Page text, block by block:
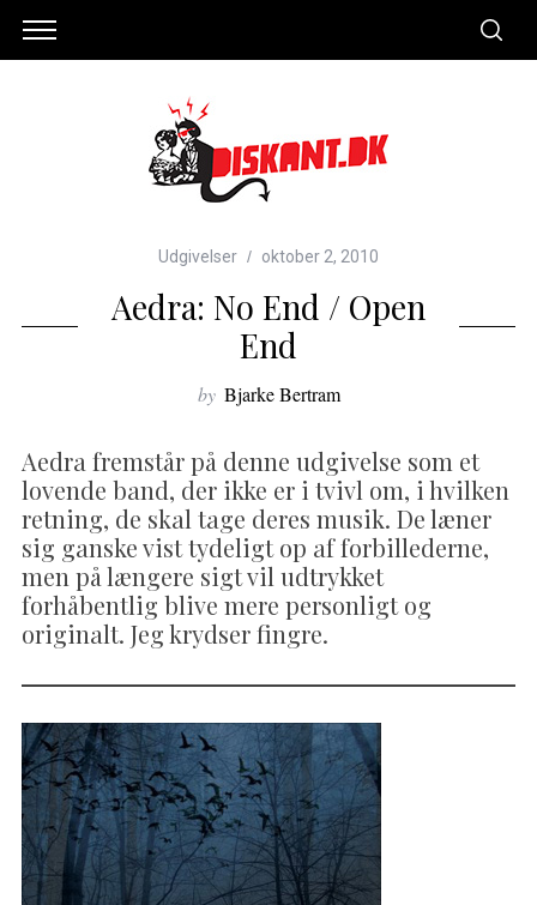
Udgivelser oktober 2, 2010
Aedra: No End / Open
End
by Bjarke Bertram
Aedra fremstår på denne udgivelse som et
lovende band, der ikke er i tvivl om, i hvilken
retning, de skal tage deres musik. De læner
sig ganske vist tydeligt op af forbillederne,
men på længere sigt vil udtrykket
forhåbentlig blive mere personligt og
originalt. Jeg krydser fingre.